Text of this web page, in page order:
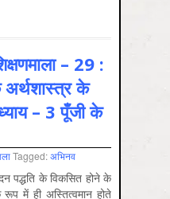
– 29 :
अर्थशास्त्र के
– 3 पूँजी के
Tagged:अभिनव
पद्धति के विकसित होने के
में ही अस्तित्वमान होते